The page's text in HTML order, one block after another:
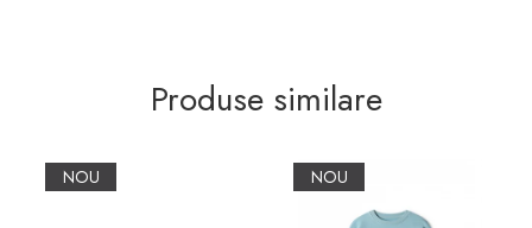
Produse similare
NOU NOU